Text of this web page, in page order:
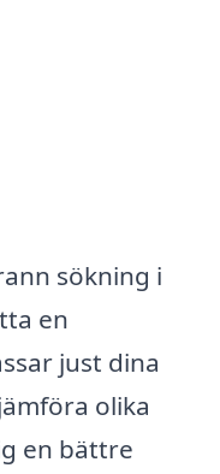
sökning i
en
just dina
olika
en bättre